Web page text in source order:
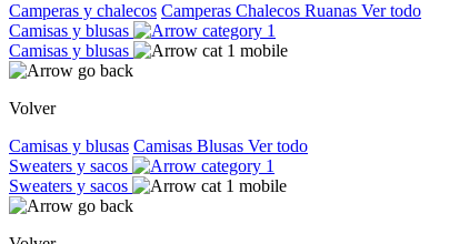
Camperas y chalecos Camperas Chalecos Ruanas Ver todo
Camisas y blusas
Camisas y blusas
Volver
Camisas y blusas Camisas Blusas Ver todo
Sweaters y sacos
Sweaters y sacos